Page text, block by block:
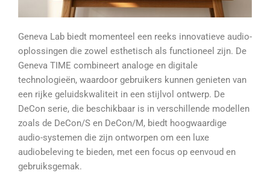
Geneva Lab biedt momenteel een reeks innovatieve audio-
oplossingen die zowel esthetisch als functioneel zijn. De
Geneva TIME combineert analoge en digitale
technologieën, waardoor gebruikers kunnen genieten van
een rijke geluidskwaliteit in een stijlvol ontwerp. De
DeCon serie, die beschikbaar is in verschillende modellen
zoals de DeCon/S en DeCon/M, biedt hoogwaardige
audio-systemen die zijn ontworpen om een luxe
audiobeleving te bieden, met een focus op eenvoud en
gebruiksgemak.